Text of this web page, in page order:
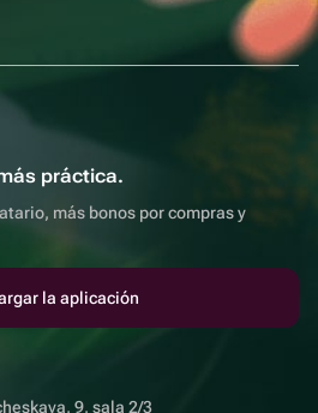
práctica.
más bonos por compras y
la aplicación
9, sala 2/3